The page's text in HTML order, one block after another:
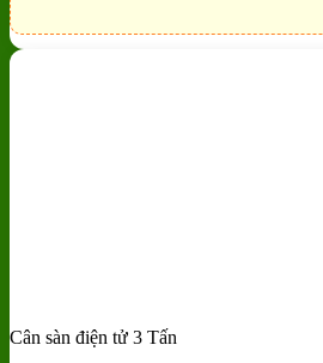
Add to wishlist
Cân sàn điện tử 3 Tấn